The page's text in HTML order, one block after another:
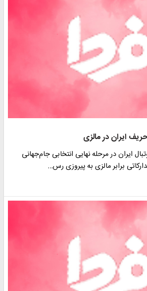
ایران در مالزی
ایران در مرحله نهایی انتخابی جام‌جهانی